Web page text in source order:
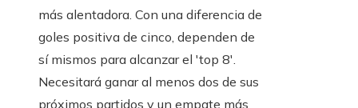
más alentadora. Con una diferencia de
goles positiva de cinco, dependen de
sí mismos para alcanzar el 'top 8'.
Necesitará ganar al menos dos de sus
próximos partidos y un empate más